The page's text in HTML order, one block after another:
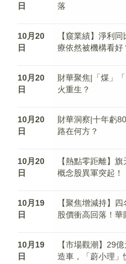
日
落
10月20
日
【窺業績】淨利
療依然被機構看好
10月20
日
財華聚焦|「煤」
火重生？
10月20
日
財華洞察|十年虧
路在何方？
10月20
日
【熱點零距離】
概念股異軍突起！
10月19
日
【聚焦增減持】
股價衝高回落！華
10月19
日
【市場觀潮】29
造車，「蔚小理」